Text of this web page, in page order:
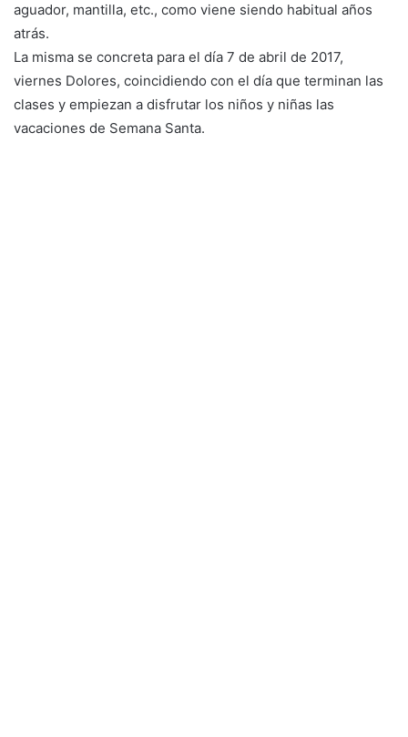
aguador, mantilla, etc., como viene siendo habitual años
atrás.
La misma se concreta para el día 7 de abril de 2017,
viernes Dolores, coincidiendo con el día que terminan las
clases y empiezan a disfrutar los niños y niñas las
vacaciones de Semana Santa.